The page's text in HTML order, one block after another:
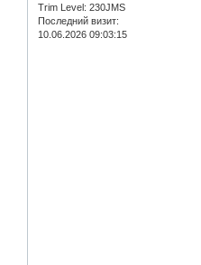
Trim Level: 230JMS
Последний визит:
10.06.2026 09:03:15